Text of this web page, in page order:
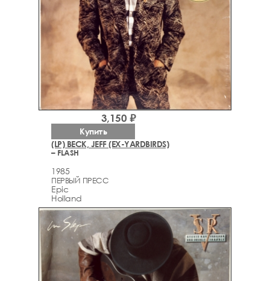
(LP) BECK, JEFF (EX-YARDBIRDS)
– FLASH
1985
ПЕРВЫЙ ПРЕСС
Epic
Holland
3,150 ₽
Купить